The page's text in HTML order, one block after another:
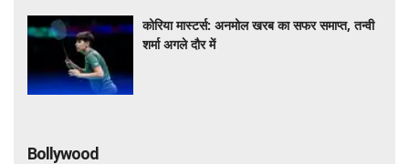
कोरिया मास्टर्स: अनमोल खरब का सफर समाप्त, तन्वी
शर्मा अगले दौर में
Bollywood